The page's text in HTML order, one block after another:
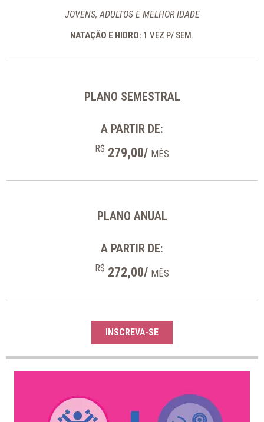
JOVENS, ADULTOS E MELHOR IDADE
NATAÇÃO E HIDRO: 1 VEZ P/ SEM.
PLANO SEMESTRAL
A PARTIR DE:
R$ 279,00/ MÊS
PLANO ANUAL
A PARTIR DE:
R$ 272,00/ MÊS
INSCREVA-SE